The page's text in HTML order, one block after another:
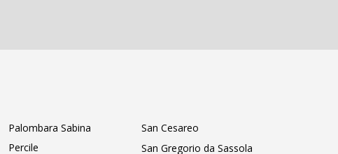
Palombara Sabina
Percile
San Cesareo
San Gregorio da Sassola